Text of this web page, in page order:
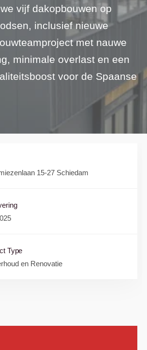
vijf dakopbouwen op
inclusief nieuwe
met nauwe
minimale overlast en een
voor de Spaanse
15-27 Schiedam
Type
en Renovatie